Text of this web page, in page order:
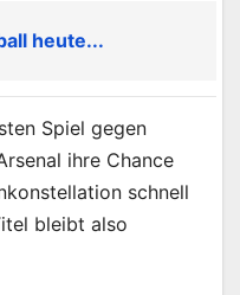
heute...
Spiel gegen
ihre Chance
schnell
bleibt also